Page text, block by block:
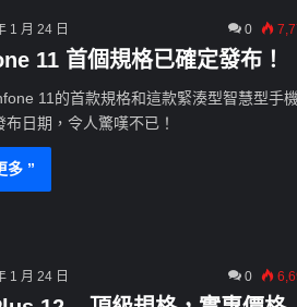
1 月 24 日 0
11 首個規格已確定發布！
11的首款規格和這款緊湊型智慧型手機
布日期，令人驚嘆不已！
多 ”
1 月 24 日 0